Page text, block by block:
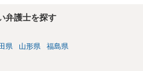
も有効と思われます。 ③負担付死
死亡時に財産を渡す」契約。条件
を担保できます。 ④ 寄附予約＋解
ます。
弁護士を探す
県 山形県 福島県